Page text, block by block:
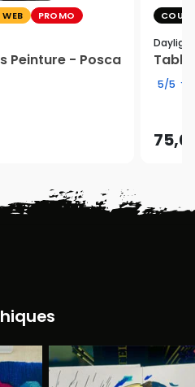
PROMO
Peinture - Posca
COUP
Daylight
Table
5/5